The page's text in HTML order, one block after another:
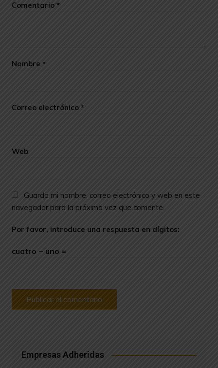
o n
Comentario *
Nombre *
Correo electrónico *
Web
Guarda mi nombre, correo electrónico y web en este
navegador para la próxima vez que comente.
Por favor, introduce una respuesta en dígitos:
cuatro − uno =
Empresas Adheridas